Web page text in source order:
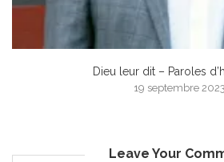
Dieu leur dit – Paroles
19 septembre 2023
Leave Your